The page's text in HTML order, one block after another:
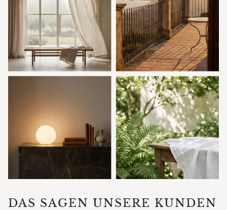
DAS SAGEN UNSERE KUNDEN